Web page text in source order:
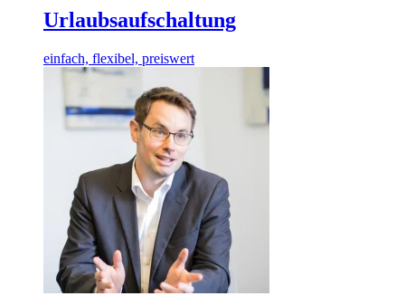
Urlaubsaufschaltung
einfach, flexibel, preiswert